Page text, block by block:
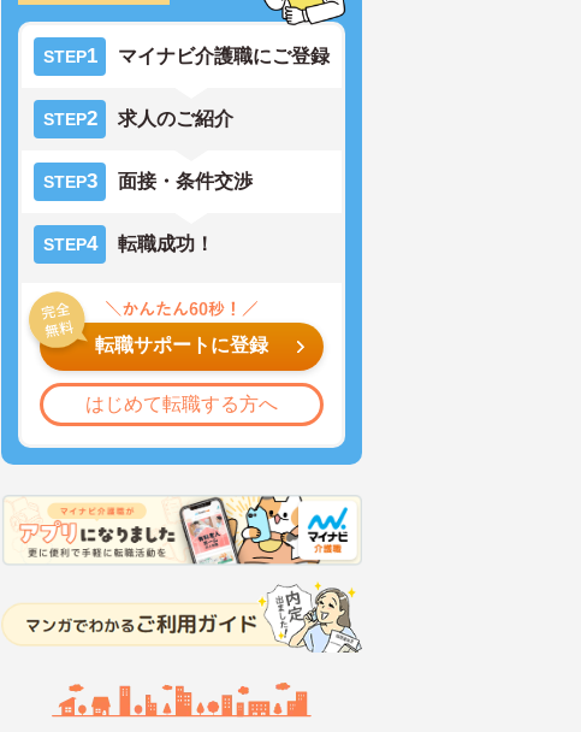
STEP1 マイナビ介護職にご登録
STEP2 求人のご紹介
STEP3 面接・条件交渉
STEP4 転職成功！
転職サポートに登録
はじめて転職する方へ